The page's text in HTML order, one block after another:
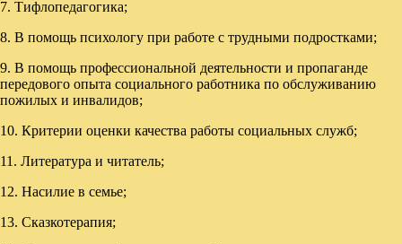
7. Тифлопедагогика;
8. В помощь психологу при работе с трудными подростками;
9. В помощь профессиональной деятельности и пропаганде
передового опыта социального работника по обслуживанию
пожилых и инвалидов;
10. Критерии оценки качества работы социальных служб;
11. Литература и читатель;
12. Насилие в семье;
13. Сказкотерапия;